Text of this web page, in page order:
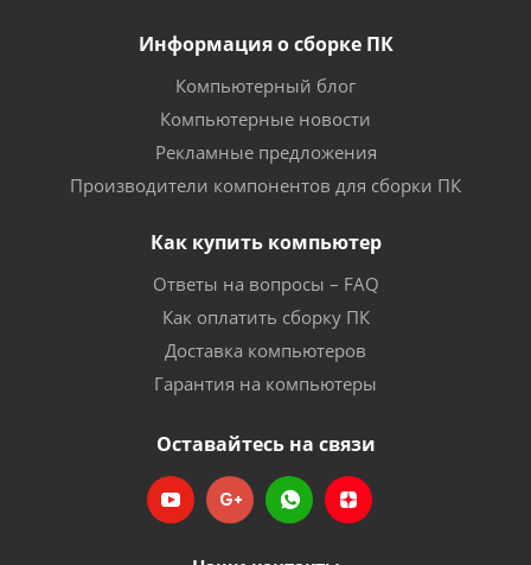
Информация о сборке ПК
Компьютерный блог
Компьютерные новости
Рекламные предложения
Производители компонентов для сборки ПК
Как купить компьютер
Ответы на вопросы – FAQ
Как оплатить сборку ПК
Доставка компьютеров
Гарантия на компьютеры
Оставайтесь на связи